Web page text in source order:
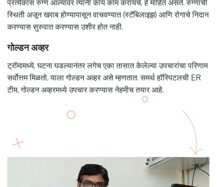
प्रत्येकास रुग्ण आल्यावर त्यांनी काय काम करायचे, हे माहित असते. रुग्णाची
स्थिती अजून खराब होण्यापासून वाचवण्यात (स्टॅबिलाइझ) आणि रोगाचे निदान
करण्यास सुरुवात करण्यास उशीर होत नाही.
गोल्डन अव्हर
ट्रॉमामध्ये, घटना घडल्यानंतर लगेच एका तासात केलेल्या उपचारांचा परिणाम
सर्वोत्तम मिळतो. याला गोल्डन अव्हर असे म्हणतात. समर्थ हॉस्पिटलची ER
टीम, गोल्डन अव्हरमध्ये उपचार करण्यास नेहमीच तयार आहे.